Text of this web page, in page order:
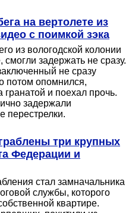
на вертолете из
с поимкой зэка
из вологодской колонии
задержать не сразу.
не сразу
потом опомнился,
гранатой и поехал прочь.
задержали
перестрелки.
три крупных
Федерации и
стал замначальника
службы, которого
квартире.